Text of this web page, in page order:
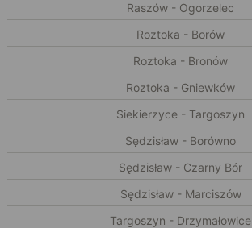
Raszów - Ogorzelec
Roztoka - Borów
Roztoka - Bronów
Roztoka - Gniewków
Siekierzyce - Targoszyn
Sędzisław - Borówno
Sędzisław - Czarny Bór
Sędzisław - Marciszów
Targoszyn - Drzymałowice